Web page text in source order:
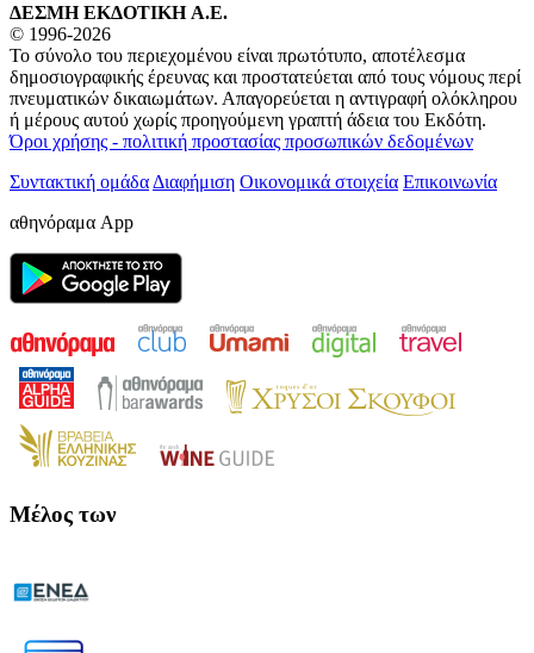
ΔΕΣΜΗ ΕΚΔΟΤΙΚΗ A.E.
© 1996-2026
Το σύνολο του περιεχομένου είναι πρωτότυπο, αποτέλεσμα
δημοσιογραφικής έρευνας και προστατεύεται από τους νόμους περί
πνευματικών δικαιωμάτων. Απαγορεύεται η αντιγραφή ολόκληρου
ή μέρους αυτού χωρίς προηγούμενη γραπτή άδεια του Εκδότη.
Όροι χρήσης - πολιτική προστασίας προσωπικών δεδομένων
Συντακτική ομάδα Διαφήμιση Οικονομικά στοιχεία Επικοινωνία
αθηνόραμα App
Μέλος των